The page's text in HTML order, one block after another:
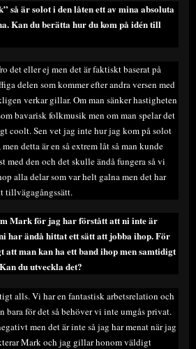
så är solot i den låten ett av mina absoluta
Kan du berätta hur du kom på idén till
det eller ej men det är faktiskt baserat på
delen som kommer efter andra versen med
verkar gillar. Om man sänker hastigheten
bavarisk folkmusik men om man spelar det
coolt. Sen vet jag inte hur jag kom på solot
detta är en så extrem låt så man kunde
med den och det skulle ändå fungera så vi
alla delar som var helt galna men det har
tillvägagångssätt.
Mark för jag har förstått att ni inte är
har ändå hittat ett sätt att jobba ihop. För
man kan ha ett band ihop men samtidigt
du utveckla det?
alls. Vi har en fantastisk arbetsrelation och
bara för det så behöver vi inte umgås privat.
men det är inte så jag har menat när jag
Mark och jag gillar honom väldigt